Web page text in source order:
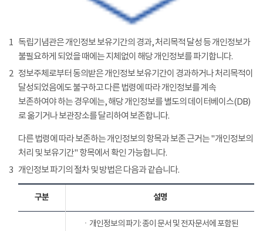
1 독립기념관은 개인정보 보유기간의 경과, 처리목적 달성 등 개인정보가
불필요하게 되었을 때에는 지체없이 해당 개인정보를 파기합니다.
2 정보주체로부터 동의받은 개인정보 보유기간이 경과하거나 처리목적이
달성되었음에도 불구하고 다른 법령에 따라 개인정보를 계속
보존하여야 하는 경우에는, 해당 개인정보를 별도의 데이터베이스(DB)
로 옮기거나 보관장소를 달리하여 보존합니다.
다른 법령에 따라 보존하는 개인정보의 항목과 보존 근거는 "개인정보의
처리 및 보유기간" 항목에서 확인 가능합니다.
3 개인정보 파기의 절차 및 방법은 다음과 같습니다.
구분 설명
ㆍ개인정보의 파기: 종이 문서 및 전자문서에 포함된